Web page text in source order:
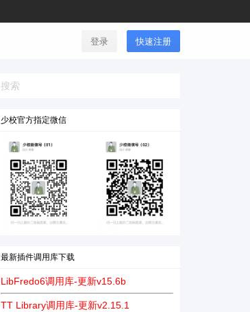
登录 快速注册
少校官方指定微信
最新插件调用库下载
LibFredo6调用库-更新v15.6b
TT Library调用库-更新v2.15.1